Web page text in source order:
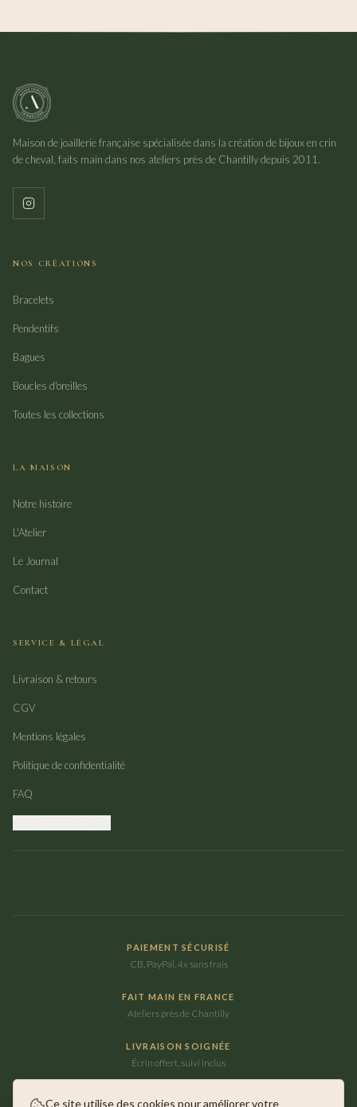
Maison de joaillerie française spécialisée dans la création de bijoux en crin
de cheval, faits main dans nos ateliers près de Chantilly depuis 2011.
NOS CRÉATIONS
Bracelets
Pendentifs
Bagues
Boucles d'oreilles
Toutes les collections
LA MAISON
Notre histoire
L'Atelier
Le Journal
Contact
SERVICE & LÉGAL
Livraison & retours
CGV
Mentions légales
Politique de confidentialité
FAQ
PAIEMENT SÉCURISÉ
CB, PayPal, 4x sans frais
FAIT MAIN EN FRANCE
Ateliers près de Chantilly
LIVRAISON SOIGNÉE
Écrin offert, suivi inclus
Ce site utilise des cookies pour améliorer votre